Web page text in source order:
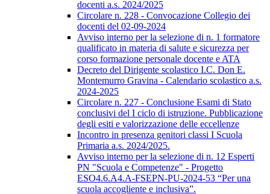
docenti a.s. 2024/2025
Circolare n. 228 - Convocazione Collegio dei
docenti del 02-09-2024
Avviso interno per la selezione di n. 1 formatore
qualificato in materia di salute e sicurezza per
corso formazione personale docente e ATA
Decreto del Dirigente scolastico I.C. Don E.
Montemurro Gravina - Calendario scolastico a.s.
2024-2025
Circolare n. 227 - Conclusione Esami di Stato
conclusivi del I ciclo di istruzione. Pubblicazione
degli esiti e valorizzazione delle eccellenze
Incontro in presenza genitori classi I Scuola
Primaria a.s. 2024/2025.
Avviso interno per la selezione di n. 12 Esperti
PN "Scuola e Competenze" - Progetto
ESO4.6.A4.A-FSEPN-PU-2024-53 “Per una
scuola accogliente e inclusiva”.